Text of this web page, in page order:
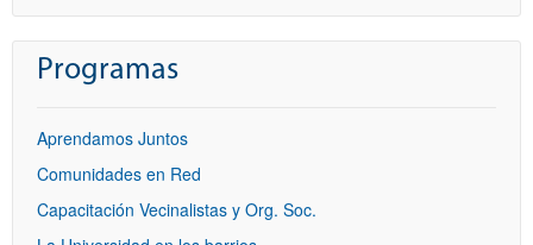
Programas
Aprendamos Juntos
Comunidades en Red
Capacitación Vecinalistas y Org. Soc.